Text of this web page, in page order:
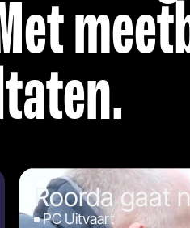
Roorda gaat
PC Uitvaart